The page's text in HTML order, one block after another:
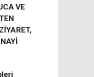
VE